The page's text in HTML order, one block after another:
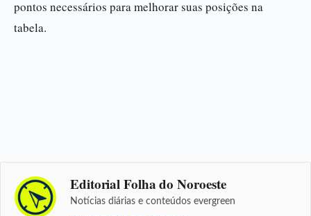
pontos necessários para melhorar suas posições na
tabela.
Editorial Folha do Noroeste
Notícias diárias e conteúdos evergreen